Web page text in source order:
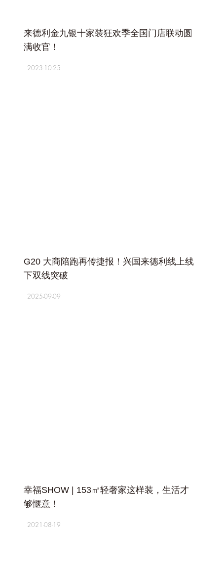
来德利金九银十家装狂欢季全国门店联动圆
满收官！
2023-10-25
G20 大商陪跑再传捷报！兴国来德利线上线
下双线突破
2025-09-09
幸福SHOW | 153㎡轻奢家这样装，生活才
够惬意！
2021-08-19